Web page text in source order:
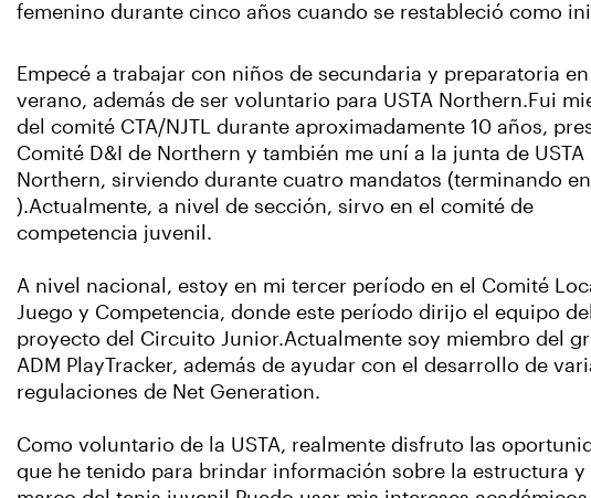
femenino durante cinco años cuando se restableció como
Empecé a trabajar con niños de secundaria y preparatoria en
verano, además de ser voluntario para USTA Northern.Fui
del comité CTA/NJTL durante aproximadamente 10 años,
Comité D&I de Northern y también me uní a la junta de USTA
Northern, sirviendo durante cuatro mandatos (terminando
).Actualmente, a nivel de sección, sirvo en el comité de
competencia juvenil.
A nivel nacional, estoy en mi tercer período en el Comité
Juego y Competencia, donde este período dirijo el equipo del
proyecto del Circuito Junior.Actualmente soy miembro del
ADM PlayTracker, además de ayudar con el desarrollo de
regulaciones de Net Generation.
Como voluntario de la USTA, realmente disfruto las
que he tenido para brindar información sobre la estructura y